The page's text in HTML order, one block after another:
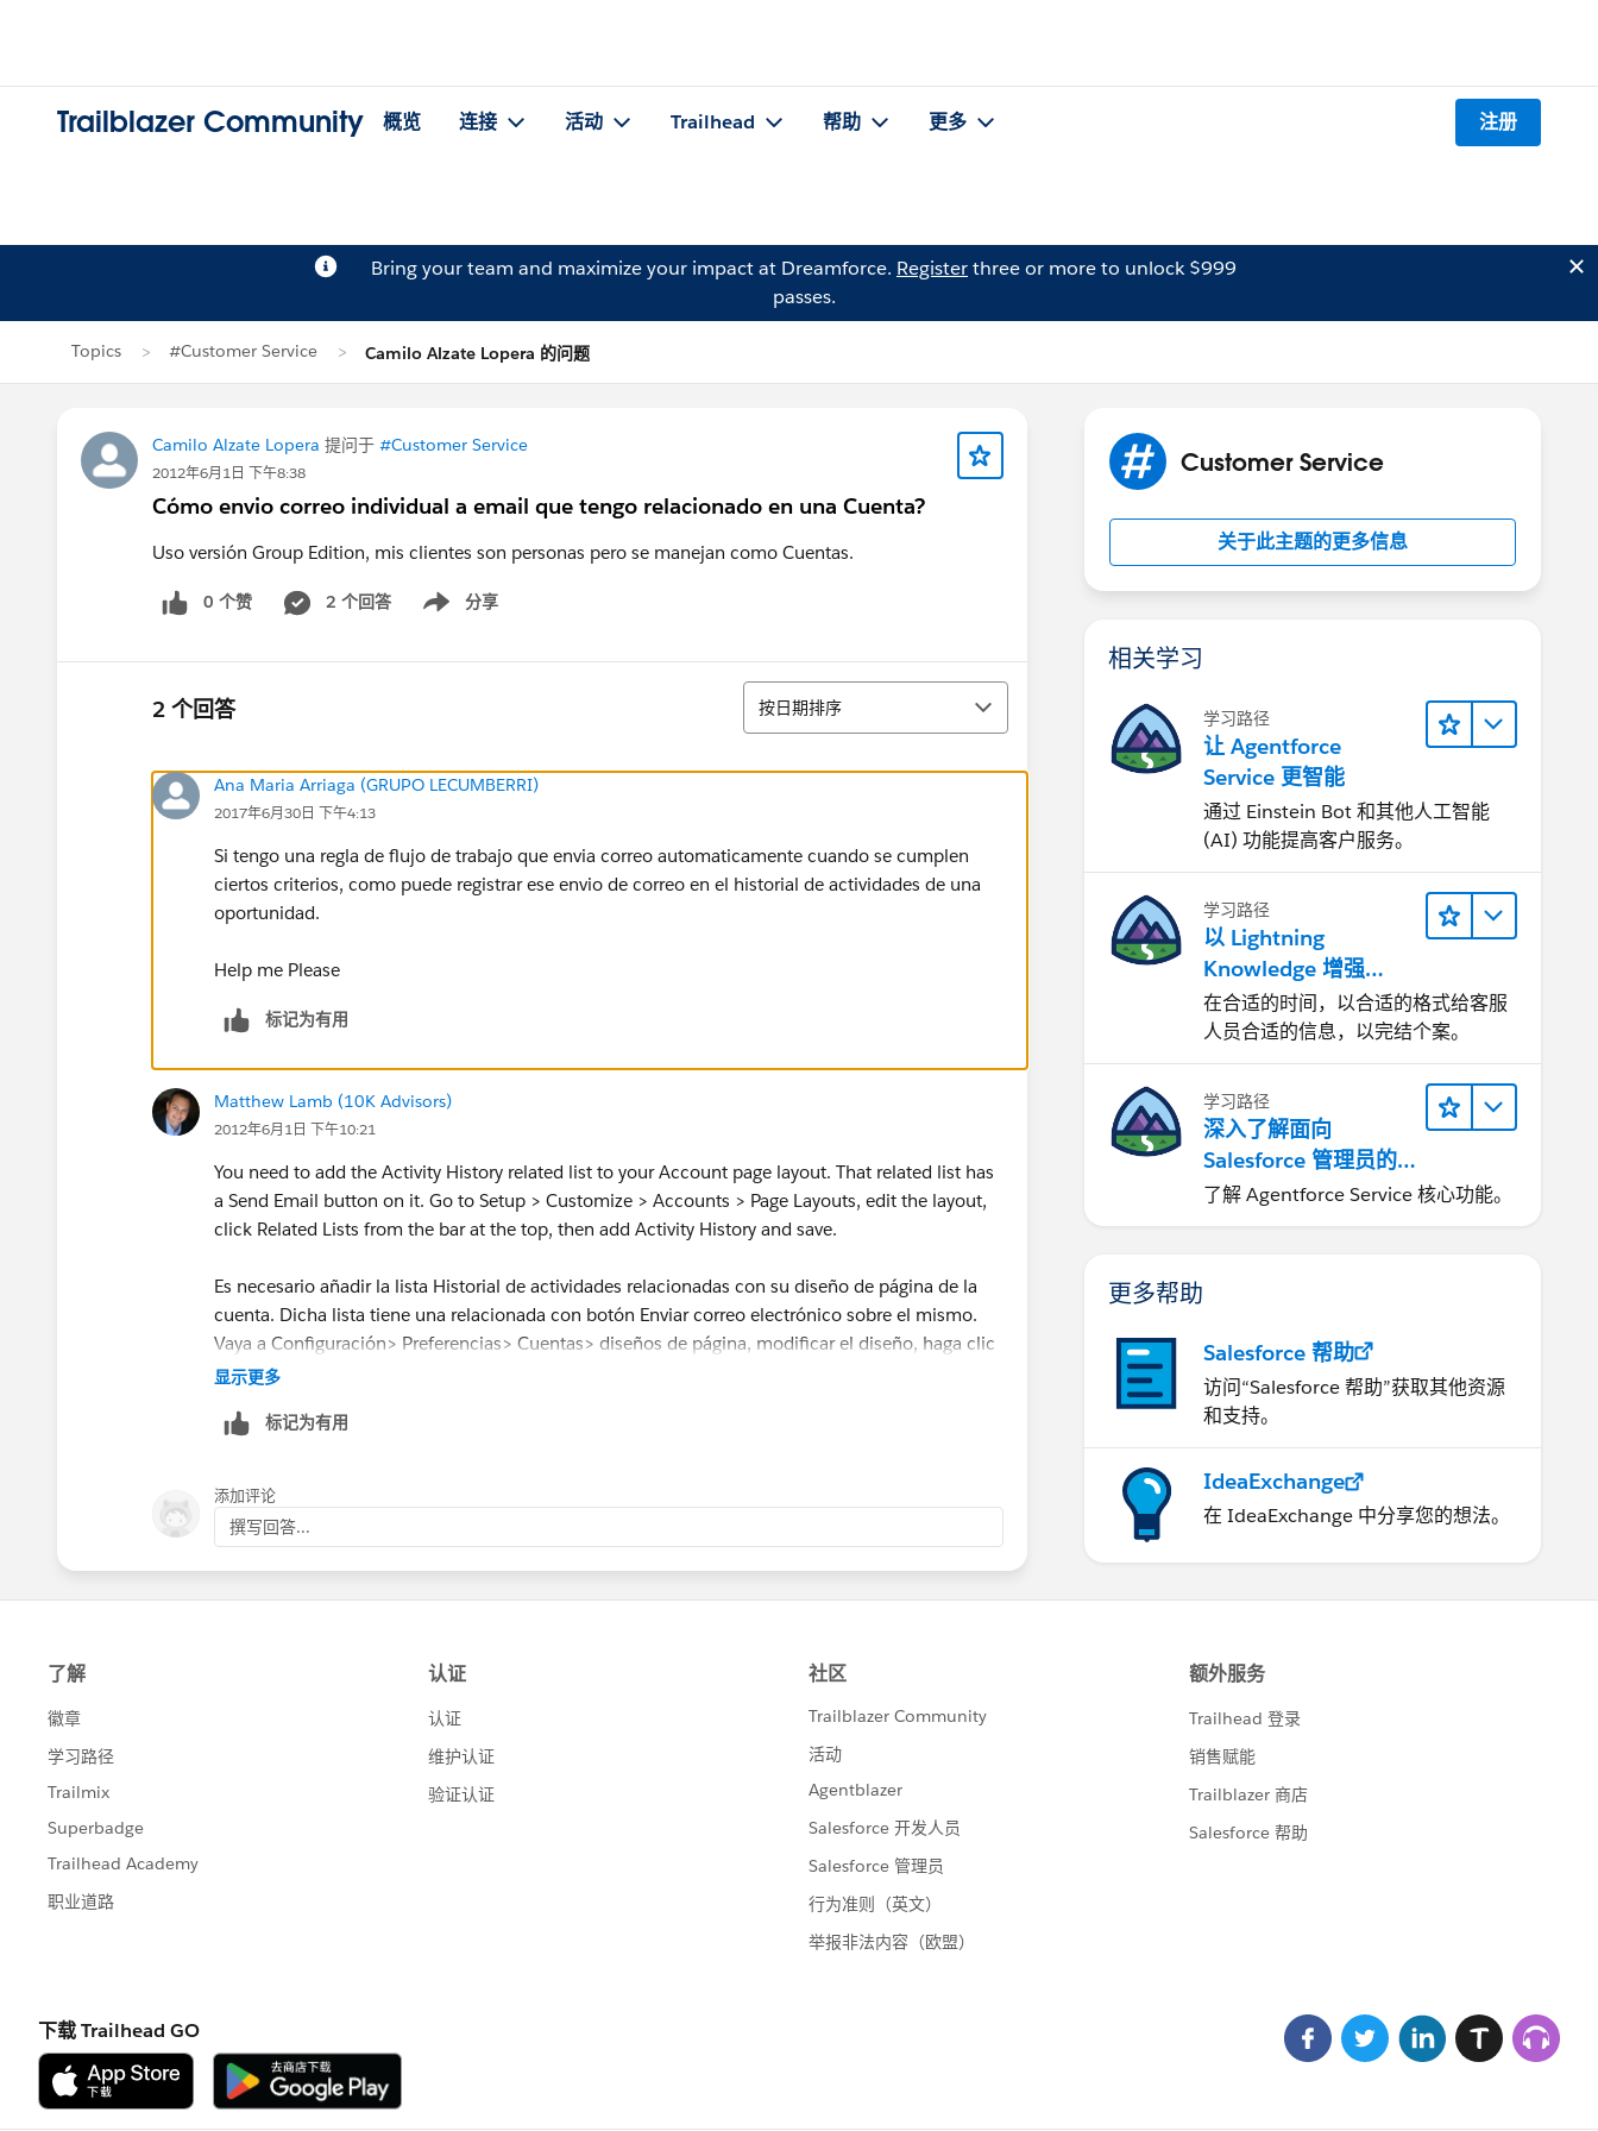
Trailblazer Community 概览 连接 活动 Trailhead 帮助 更多 注册
Bring your team and maximize your impact at Dreamforce. Registerthree or more to unlock $999
passes.
Topics #Customer Service Camilo Alzate Lopera 的问题
Camilo Alzate Lopera 提问于 #Customer Service
2012年6月1日 下午8:38
Cómo envio correo individual a email que tengo relacionado en una Cuenta?
Uso versión Group Edition, mis clientes son personas pero se manejan como Cuentas.
0 个赞 2 个回答 分享
Show menu
2 个回答 排序
按日期排序
Ana Maria Arriaga (GRUPO LECUMBERRI)
2017年6月30日 下午4:13
Si tengo una regla de flujo de trabajo que envia correo automaticamente cuando se cumplen
ciertos criterios, como puede registrar ese envio de correo en el historial de actividades de una
oportunidad.
Help me Please
标记为有用
Matthew Lamb (10K Advisors)
2012年6月1日 下午10:21
You need to add the Activity History related list to your Account page layout. That related list has
a Send Email button on it. Go to Setup > Customize > Accounts > Page Layouts, edit the layout,
click Related Lists from the bar at the top, then add Activity History and save.
Es necesario añadir la lista Historial de actividades relacionadas con su diseño de página de la
cuenta. Dicha lista tiene una relacionada con botón Enviar correo electrónico sobre el mismo.
Vaya a Configuración> Preferencias> Cuentas> diseños de página, modificar el diseño, haga clic
en Listas relacionadas de la barra en la parte superior, a continuación, agregar la Historia
显示更多
标记为有用
添加评论
撰写回答...
Customer Service
关于此主题的更多信息
相关学习
学习路径
让 Agentforce
Service 更智能
通过 Einstein Bot 和其他人工智能
(AI) 功能提高客户服务。
学习路径
以 Lightning
Knowledge 增强
Agentforce Service
在合适的时间，以合适的格式给客服
人员合适的信息，以完结个案。
学习路径
深入了解面向
Salesforce 管理员的
Agentforce Service
了解 Agentforce Service 核心功能。
更多帮助
Salesforce 帮助
访问“Salesforce 帮助”获取其他资源
和支持。
IdeaExchange
在 IdeaExchange 中分享您的想法。